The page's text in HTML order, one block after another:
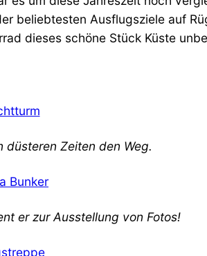
beliebtesten Ausflugsziele auf
dieses schöne Stück Küste
Zeiten den Weg.
er zur Ausstellung von Fotos!